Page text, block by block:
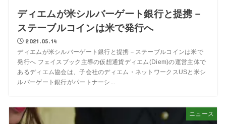
ディエムが米シルバーゲート銀行と提携－
ステーブルコインは米で発行へ
2021.05.14
ディエムが米シルバーゲート銀行と提携－ステーブルコインは米で
発行へ フェイスブック主導の仮想通貨ディエム(Diem)の運営主体で
あるディエム協会は、子会社のディエム・ネットワークスUSと米シ
ルバーゲート銀行がパートナーシ...
ニュース